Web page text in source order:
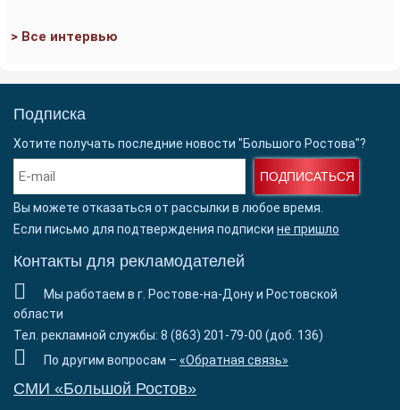
> Все интервью
Подписка
Хотите получать последние новости "Большого Ростова"?
ПОДПИСАТЬСЯ
Вы можете отказаться от рассылки в любое время.
Если письмо для подтверждения подписки не пришло
Контакты для рекламодателей
Мы работаем в г. Ростове-на-Дону и Ростовской
области
Тел. рекламной службы: 8 (863) 201-79-00 (доб. 136)
По другим вопросам – «Обратная связь»
СМИ «Большой Ростов»